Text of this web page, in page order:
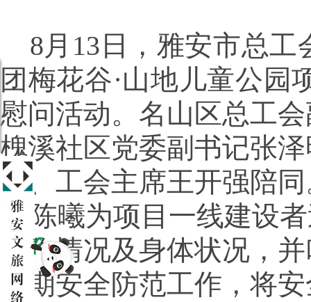
8月13日，雅安市总
团梅花谷·山地儿童公园
慰问活动。名山区总工
槐溪社区党委副书记张
理、工会主席王开强陪
陈曦为项目一线建设
工作情况及身体状况，
汛期安全防范工作，将